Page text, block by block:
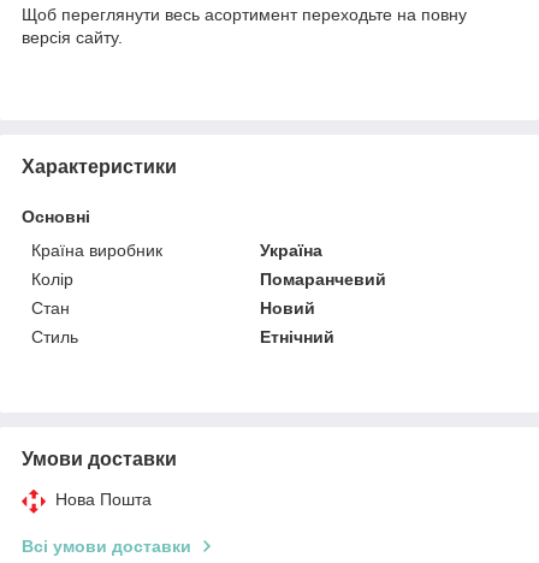
Щоб переглянути весь асортимент переходьте на повну
версія сайту.
Характеристики
Основні
Країна виробник
Україна
Колір
Помаранчевий
Стан
Новий
Стиль
Етнічний
Умови доставки
Нова Пошта
Всі умови доставки